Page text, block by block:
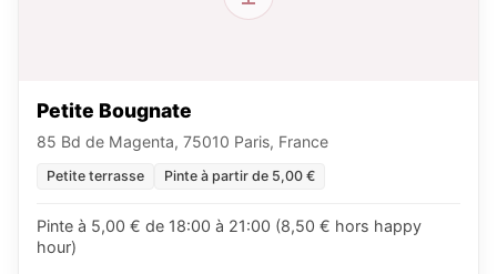
Petite Bougnate
85 Bd de Magenta, 75010 Paris, France
Petite terrasse Pinte à partir de 5,00 €
Pinte à 5,00 € de 18:00 à 21:00 (8,50 € hors happy
hour)